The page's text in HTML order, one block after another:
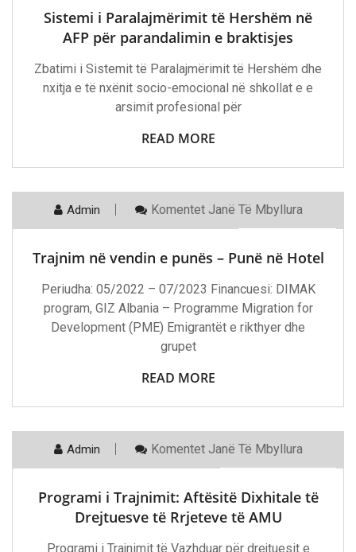
Të
Hershëm
Në
Për
Parandalimin
E
Braktisjes
Sistemi i Paralajmërimit të Hershëm në
AFP për parandalimin e braktisjes
Zbatimi i Sistemit të Paralajmërimit të Hershëm dhe
nxitja e të nxënit socio-emocional në shkollat e e
arsimit profesional për
READ MORE
21 Maj, 2023
Admin Komentet Te
Në
E
–
Punë
Në
Hotel
Janë Të Mbyllura
Trajnim në vendin e punës – Punë në Hotel
Periudha: 05/2022 – 07/2023 Financuesi: DIMAK
program, GIZ Albania – Programme Migration for
Development (PME) Emigrantët e rikthyer dhe
grupet
READ MORE
17 Shkurt, 2023
Admin Komentet Te
I
Aftësitë
Dixhitale
Të
Janë Të Mbyllura
Programi i Trajnimit: Aftësitë Dixhitale të
Drejtuesve të Rrjeteve të AMU
Programi i Trajnimit të Vazhduar për drejtuesit e